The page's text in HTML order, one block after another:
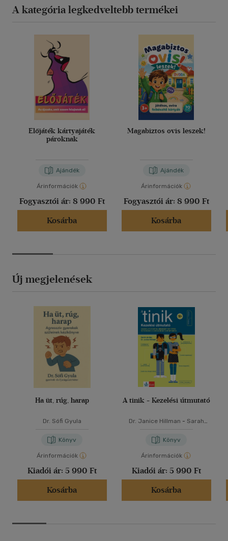
A kategória legkedveltebb termékei
Előjáték kártyajáték
pároknak
Ajándék
Árinformációk
Fogyasztói ár: 8 990 Ft
Kosárba
Magabiztos ovis leszek!
Ajándék
Árinformációk
Fogyasztói ár: 8 990 Ft
Kosárba
Új megjelenések
Ha üt, rúg, harap
Dr. Sófi Gyula
Könyv
Árinformációk
Kiadói ár: 5 990 Ft
Kosárba
A tinik - Kezelési útmutató
Dr. Janice Hillman - Sarah
Könyv
Árinformációk
Kiadói ár: 5 990 Ft
Kosárba